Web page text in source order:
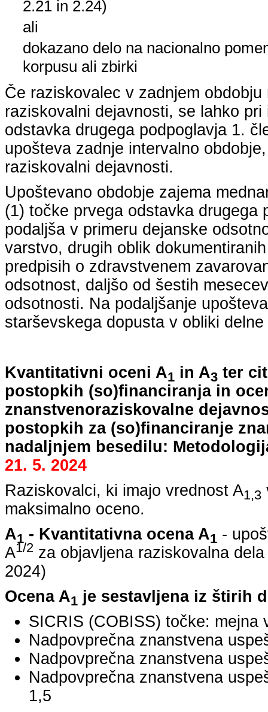
2.21 in 2.24)
ali
dokazano delo na nacionalno
korpusu ali zbirki
Če raziskovalec v zadnjem
raziskovalni dejavnosti, se lahko
odstavka drugega podpoglavja 1.
upošteva zadnje intervalno
raziskovalni dejavnosti.
Upoštevano obdobje zajema
(1) točke prvega odstavka drugega
podaljša v primeru dejanske
varstvo, drugih oblik
predpisih o zdravstvenem
odsotnost, daljšo od šestih
odsotnosti. Na podaljšanje
starševskega dopusta v obliki
Kvantitativni oceni A1 in A3 ter
postopkih (so)financiranja in
znanstvenoraziskovalne
postopkih za (so)financiranje
nadaljnjem besedilu:
21. 5. 2024
Raziskovalci, ki imajo vrednost A1,3
maksimalno oceno.
A1 - Kvantitativna ocena A1 -
A1/2 za objavljena raziskovalna
2024)
Ocena A1 je sestavljena iz štirih
SICRIS (COBISS) točke: mejna
Nadpovprečna znanstvena
Nadpovprečna znanstvena
Nadpovprečna znanstvena
1,5